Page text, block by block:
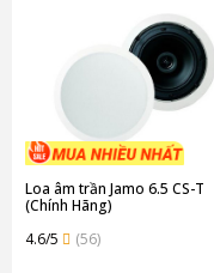
Loa âm trần Jamo 6.5 CS-T
(Chính Hãng)
4.6/5
(56)